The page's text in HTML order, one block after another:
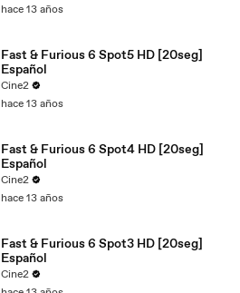
hace 13 años
Fast & Furious 6 Spot5 HD [20seg]
Español
Cine2
hace 13 años
Fast & Furious 6 Spot4 HD [20seg]
Español
Cine2
hace 13 años
Fast & Furious 6 Spot3 HD [20seg]
Español
Cine2